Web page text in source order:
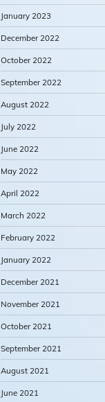
January 2023
December 2022
October 2022
September 2022
August 2022
July 2022
June 2022
May 2022
April 2022
March 2022
February 2022
January 2022
December 2021
November 2021
October 2021
September 2021
August 2021
June 2021